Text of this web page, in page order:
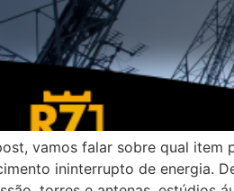
vamos falar sobre qual item
ininterrupto de energia.